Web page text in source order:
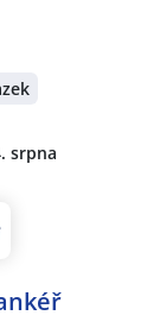
srpna